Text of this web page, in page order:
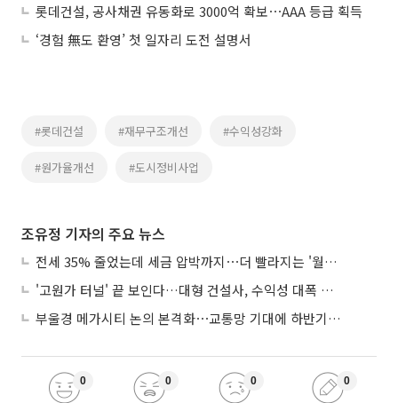
롯데건설, 공사채권 유동화로 3000억 확보⋯AAA 등급 획득
‘경험 無도 환영’ 첫 일자리 도전 설명서
#롯데건설 #재무구조개선 #수익성강화
#원가율개선 #도시정비사업
조유정 기자의 주요 뉴스
전세 35% 줄었는데 세금 압박까지⋯더 빨라지는 '월세화'
'고원가 터널' 끝 보인다…대형 건설사, 수익성 대폭 개선
부울경 메가시티 논의 본격화⋯교통망 기대에 하반기 분양시장 '주목'
0 0 0 0